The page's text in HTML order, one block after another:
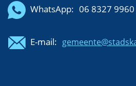
WhatsApp: 06 8327 9960
E-mail: